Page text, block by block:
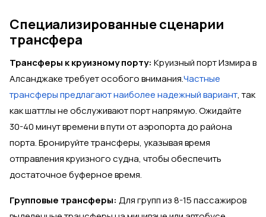
Специализированные сценарии
трансфера
Трансферы к круизному порту: Круизный порт Измира в
Алсанджаке требует особого внимания.Частные
трансферы предлагают наиболее надежный вариант, так
как шаттлы не обслуживают порт напрямую. Ожидайте
30-40 минут времени в пути от аэропорта до района
порта. Бронируйте трансферы, указывая время
отправления круизного судна, чтобы обеспечить
достаточное буферное время.
Групповые трансферы: Для групп из 8-15 пассажиров